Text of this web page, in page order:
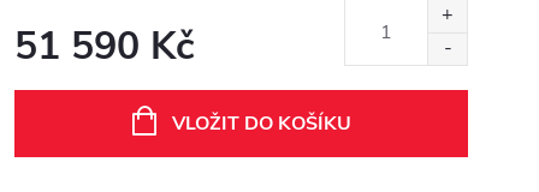
51 590 Kč
VLOŽIT DO KOŠÍKU